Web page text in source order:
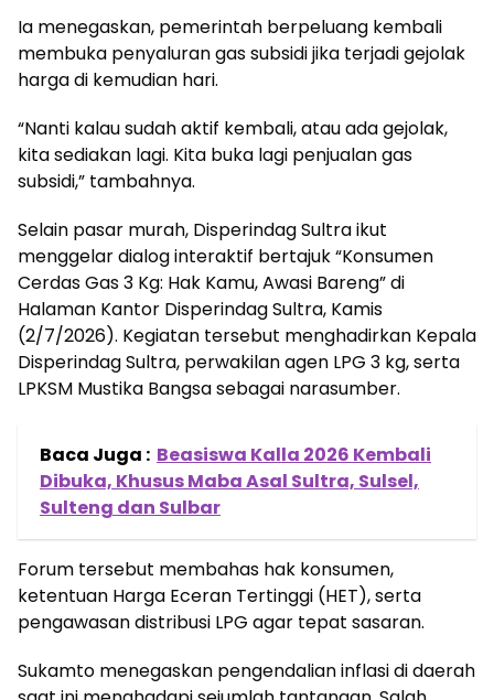
Ia menegaskan, pemerintah berpeluang kembali
membuka penyaluran gas subsidi jika terjadi gejolak
harga di kemudian hari.
“Nanti kalau sudah aktif kembali, atau ada gejolak,
kita sediakan lagi. Kita buka lagi penjualan gas
subsidi,” tambahnya.
Selain pasar murah, Disperindag Sultra ikut
menggelar dialog interaktif bertajuk “Konsumen
Cerdas Gas 3 Kg: Hak Kamu, Awasi Bareng” di
Halaman Kantor Disperindag Sultra, Kamis
(2/7/2026). Kegiatan tersebut menghadirkan Kepala
Disperindag Sultra, perwakilan agen LPG 3 kg, serta
LPKSM Mustika Bangsa sebagai narasumber.
Baca Juga : Beasiswa Kalla 2026 Kembali
Dibuka, Khusus Maba Asal Sultra, Sulsel,
Sulteng dan Sulbar
Forum tersebut membahas hak konsumen,
ketentuan Harga Eceran Tertinggi (HET), serta
pengawasan distribusi LPG agar tepat sasaran.
Sukamto menegaskan pengendalian inflasi di daerah